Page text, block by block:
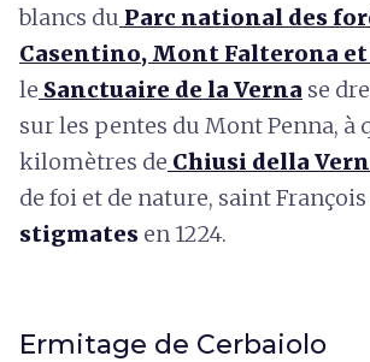
blancs du Parc national des
Casentino, Mont Falterona
le Sanctuaire de la Verna se
sur les pentes du Mont Penna, à
kilomètres de Chiusi della
de foi et de nature, saint François
stigmates en 1224.
Ermitage de Cerbaiolo